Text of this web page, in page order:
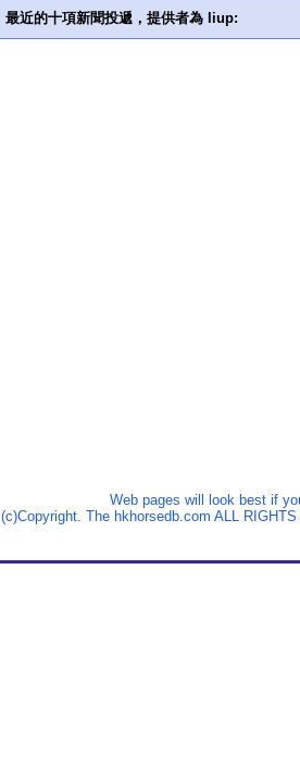
最近的十項新聞投遞，提供者為 liup:
Web pages will look best if
(c)Copyright. The hkhorsedb.com ALL